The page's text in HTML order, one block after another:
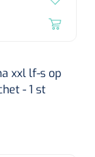
xxl lf-s op
- 1 st